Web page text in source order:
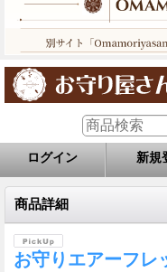
ログイン 新規
商品詳細
お守りエアーフレ